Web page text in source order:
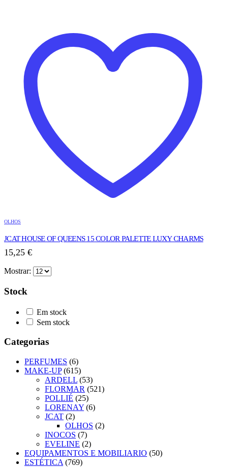
OLHOS
JCAT HOUSE OF QUEENS 15 COLOR PALETTE LUXY CHARMS
15,25 €
Mostrar:
Stock
Em stock
Sem stock
Categorias
PERFUMES (6)
MAKE-UP (615)
ARDELL (53)
FLORMAR (521)
POLLIÉ (25)
LORENAY (6)
JCAT (2)
OLHOS (2)
INOCOS (7)
EVELINE (2)
EQUIPAMENTOS E MOBILIARIO (50)
ESTÉTICA (769)